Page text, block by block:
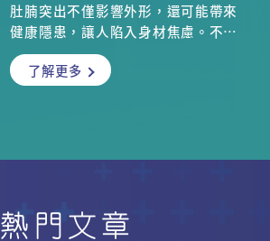
肚腩突出不僅影響外形，還可能帶來
健康隱患，讓人陷入身材焦慮。不少
人因飲食不當、缺乏運動或壓力過
大，導致腹部脂肪積聚，難以消除。
無論是改善生活習慣還是選擇合適的
身型。
了解更多
熱門文章